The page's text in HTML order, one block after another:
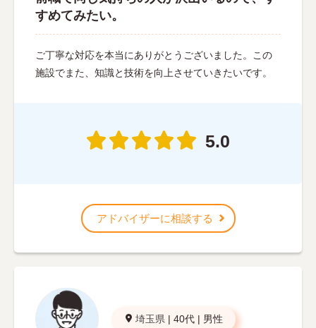
すめてみたい。
ご丁寧な対応を本当にありがとうございました。この
施設でまた、知識と技術を向上させていきたいです。
5.0
アドバイザーに相談する
埼玉県 | 40代 | 男性